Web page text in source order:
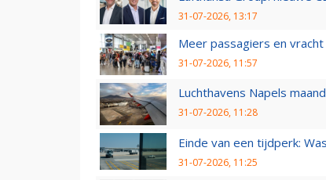
31-07-2026, 13:17
Meer passagiers en
31-07-2026, 11:57
Luchthavens Napels
31-07-2026, 11:28
Einde van een tijdperk:
31-07-2026, 11:25